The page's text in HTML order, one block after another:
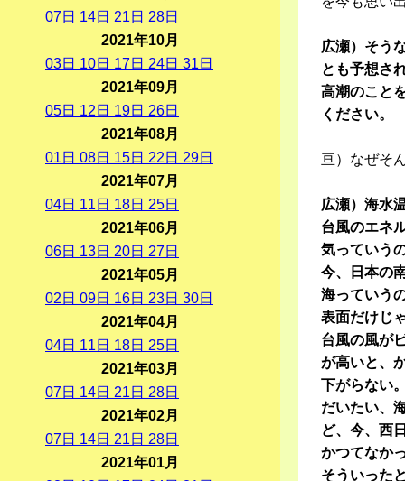
広瀬）そう
とも予想さ
高潮のこと
ください。
亘）なぜそ
広瀬）海水
台風のエネ
気っていう
今、日本の
海っていう
表面だけじ
台風の風が
が高いと、
下がらない
だいたい、
ど、今、西
かつてなか
そういった
07日 14日 21 日 28日
2021年10月
03日 10日 17日 24日 31 日
2021年09月
05日 12 日 19日 26日
2021年08月
01 日 08日 15日 22 日 29日
2021年07月
04日 11 日 18日 25日
2021年06月
06日 13日 20日 27日
2021年05月
02 日 09日 16日 23日 30日
2021年04月
04日 11 日 18日 25日
2021年03月
07日 14日 21 日 28日
2021年02月
07日 14日 21 日 28日
2021年01月